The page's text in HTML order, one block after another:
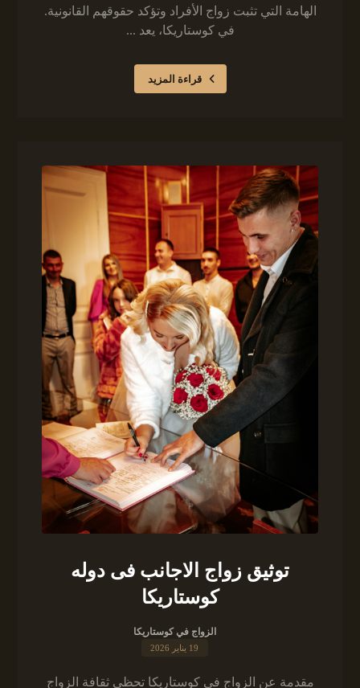
الهامة التي تثبت زواج الأفراد وتؤكد حقوقهم القانونية.
في كوستاريكا، يعد ...
قراءة المزيد
توثيق زواج الاجانب فى دوله
كوستاريكا
الزواج في كوستاريكا
19 يناير 2026
مقدمة عن الزواج في كوستاريكا تحظى ثقافة الزواج